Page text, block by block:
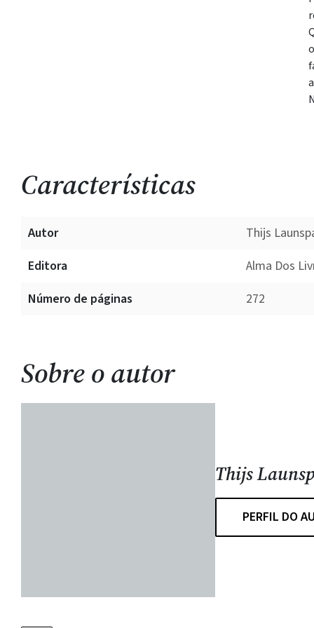
Características
Autor
Thijs
Editora
Alma Dos
Número de páginas
272
Sobre o autor
Thijs
PERFIL DO